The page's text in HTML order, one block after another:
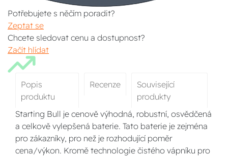
Potřebujete s něčím poradit?
Zeptat se
Chcete sledovat cenu a dostupnost?
Začít hlídat
Popis
produktu
Recenze
Související
produkty
Starting Bull je cenově výhodná, robustní, osvědčená
a celkově vylepšená baterie. Tato baterie je zejména
pro zákazníky, pro než je rozhodující poměr
cena/výkon. Kromě technologie čistého vápníku pro